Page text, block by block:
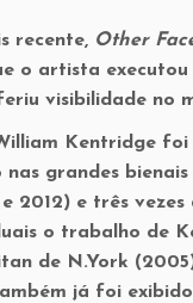
recente, Other
o artista
visibilidade no
Kentridge
grandes
2012) e três vezes
o trabalho de
de N.York
já foi